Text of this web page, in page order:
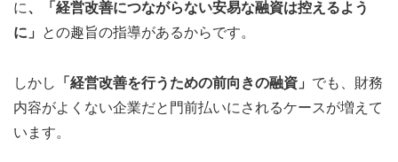
に、「経営改善につながらない安易な融資は控えるよう
に」
との趣旨の指導があるからです。
しかし 「経営改善を行うための前向きの融資」 でも、財務
内容がよくない企業だと門前払いにされるケースが増えて
います。